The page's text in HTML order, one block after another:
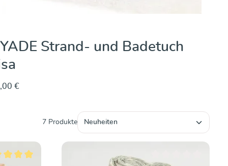
Strand- und Badetuch Iris
€
Entdecken & Kaufen
7 Produkte